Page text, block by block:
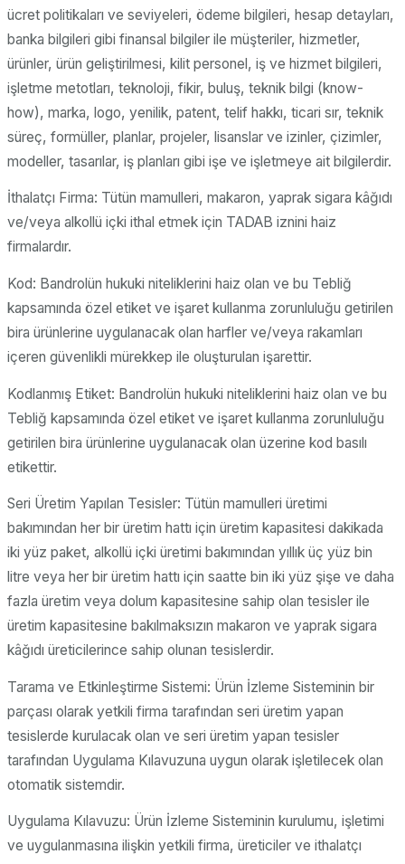
ücret politikaları ve seviyeleri, ödeme bilgileri, hesap detayları,
banka bilgileri gibi finansal bilgiler ile müşteriler, hizmetler,
ürünler, ürün geliştirilmesi, kilit personel, iş ve hizmet bilgileri,
işletme metotları, teknoloji, fikir, buluş, teknik bilgi (know-
how), marka, logo, yenilik, patent, telif hakkı, ticari sır, teknik
süreç, formüller, planlar, projeler, lisanslar ve izinler, çizimler,
modeller, tasarılar, iş planları gibi işe ve işletmeye ait bilgilerdir.
İthalatçı Firma: Tütün mamulleri, makaron, yaprak sigara kâğıdı
ve/veya alkollü içki ithal etmek için TADAB iznini haiz
firmalardır.
Kod: Bandrolün hukuki niteliklerini haiz olan ve bu Tebliğ
kapsamında özel etiket ve işaret kullanma zorunluluğu getirilen
bira ürünlerine uygulanacak olan harfler ve/veya rakamları
içeren güvenlikli mürekkep ile oluşturulan işarettir.
Kodlanmış Etiket: Bandrolün hukuki niteliklerini haiz olan ve bu
Tebliğ kapsamında özel etiket ve işaret kullanma zorunluluğu
getirilen bira ürünlerine uygulanacak olan üzerine kod basılı
etikettir.
Seri Üretim Yapılan Tesisler: Tütün mamulleri üretimi
bakımından her bir üretim hattı için üretim kapasitesi dakikada
iki yüz paket, alkollü içki üretimi bakımından yıllık üç yüz bin
litre veya her bir üretim hattı için saatte bin iki yüz şişe ve daha
fazla üretim veya dolum kapasitesine sahip olan tesisler ile
üretim kapasitesine bakılmaksızın makaron ve yaprak sigara
kâğıdı üreticilerince sahip olunan tesislerdir.
Tarama ve Etkinleştirme Sistemi: Ürün İzleme Sisteminin bir
parçası olarak yetkili firma tarafından seri üretim yapan
tesislerde kurulacak olan ve seri üretim yapan tesisler
tarafından Uygulama Kılavuzuna uygun olarak işletilecek olan
otomatik sistemdir.
Uygulama Kılavuzu: Ürün İzleme Sisteminin kurulumu, işletimi
ve uygulanmasına ilişkin yetkili firma, üreticiler ve ithalatçı